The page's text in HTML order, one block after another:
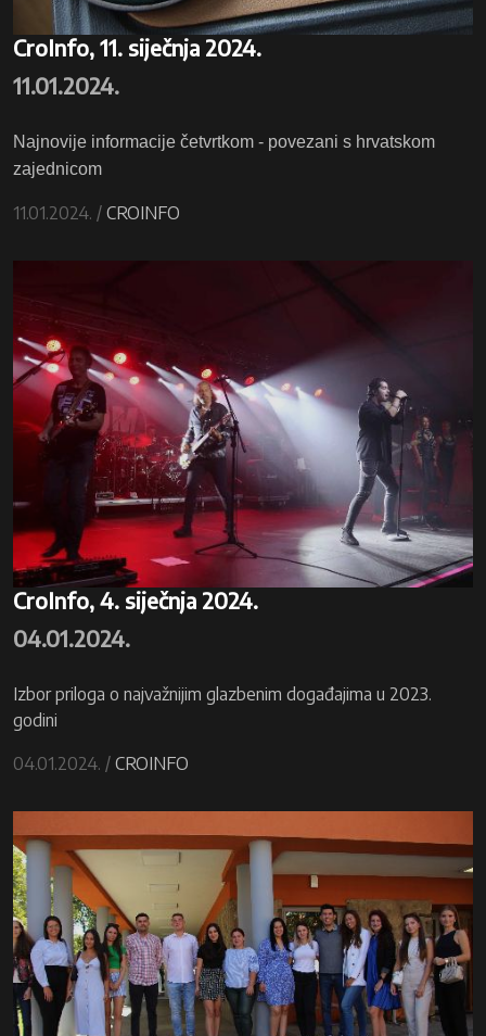
CroInfo, 11. siječnja 2024.
11.01.2024.
Najnovije informacije četvrtkom - povezani s hrvatskom
zajednicom
11.01.2024. / CROINFO
CroInfo, 4. siječnja 2024.
04.01.2024.
Izbor priloga o najvažnijim glazbenim događajima u 2023.
godini
04.01.2024. / CROINFO